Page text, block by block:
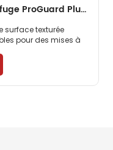
Revêtement De Sol En PVC Ignifuge ProGuard Plus Pour Cabines D'avion, Très Résistant, Pour Compagnies Aériennes Commerciales
surface texturée
pour des mises à